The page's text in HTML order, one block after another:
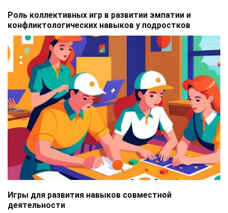
Роль коллективных игр в развитии эмпатии и
конфликтологических навыков у подростков
Игры для развития навыков совместной
деятельности